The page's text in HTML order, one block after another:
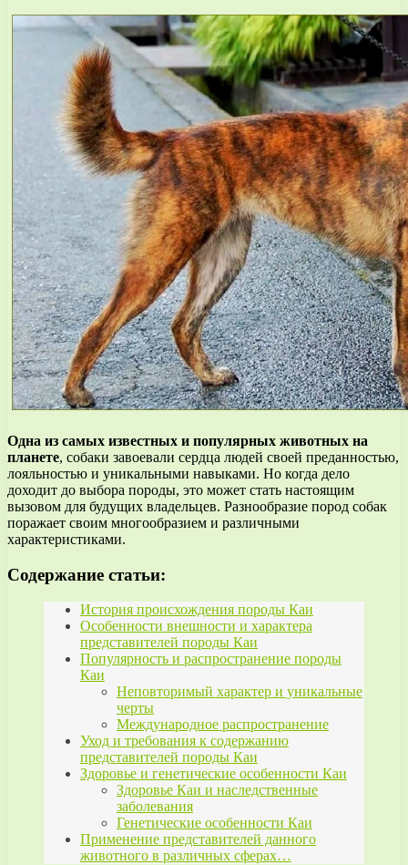
Одна из самых известных и популярных животных на
планете, собаки завоевали сердца людей своей преданностью,
лояльностью и уникальными навыками. Но когда дело
доходит до выбора породы, это может стать настоящим
вызовом для будущих владельцев. Разнообразие пород собак
поражает своим многообразием и различными
характеристиками.
Содержание статьи:
История происхождения породы Каи
Особенности внешности и характера
представителей породы Каи
Популярность и распространение породы
Каи
Неповторимый характер и уникальные
черты
Международное распространение
Уход и требования к содержанию
представителей породы Каи
Здоровье и генетические особенности Каи
Здоровье Каи и наследственные
заболевания
Генетические особенности Каи
Применение представителей данного
животного в различных сферах…